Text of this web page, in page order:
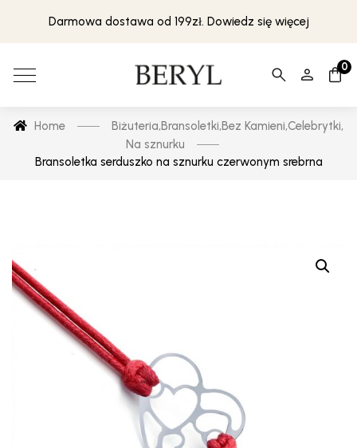
Darmowa dostawa od 199zł. Dowiedz się więcej
0
Home Biżuteria,Bransoletki,Bez Kamieni,Celebrytki,
Na sznurku
Bransoletka serduszko na sznurku czerwonym srebrna